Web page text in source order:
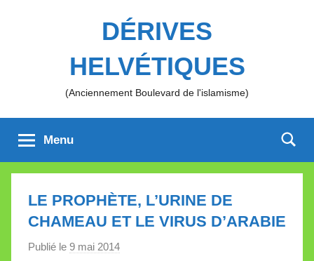
DÉRIVES
HELVÉTIQUES
(Anciennement Boulevard de l'islamisme)
Menu
LE PROPHÈTE, L’URINE DE
CHAMEAU ET LE VIRUS D’ARABIE
Publié le 9 mai 2014